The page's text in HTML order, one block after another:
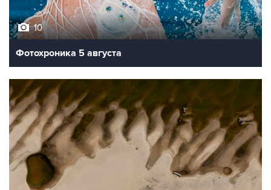
10
Фотохроника 5 августа